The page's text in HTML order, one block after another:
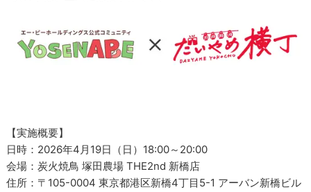
【実施概要】
日時：2026年4月19日（日）18:00～20:00
会場：炭火焼鳥 塚田農場 THE2nd 新橋店
住所：〒105-0004 東京都港区新橋4丁目5-1 アーバン新橋ビル